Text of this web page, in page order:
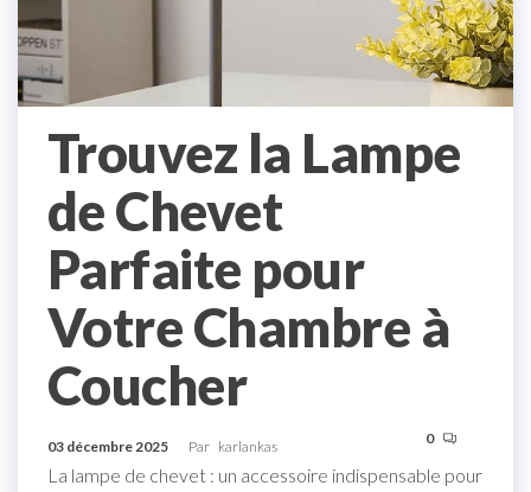
Trouvez la Lampe
de Chevet
Parfaite pour
Votre Chambre à
Coucher
03 décembre 2025 Par karlankas 0
La lampe de chevet : un accessoire indispensable pour